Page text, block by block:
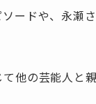
ードや、永瀬
他の芸能人と